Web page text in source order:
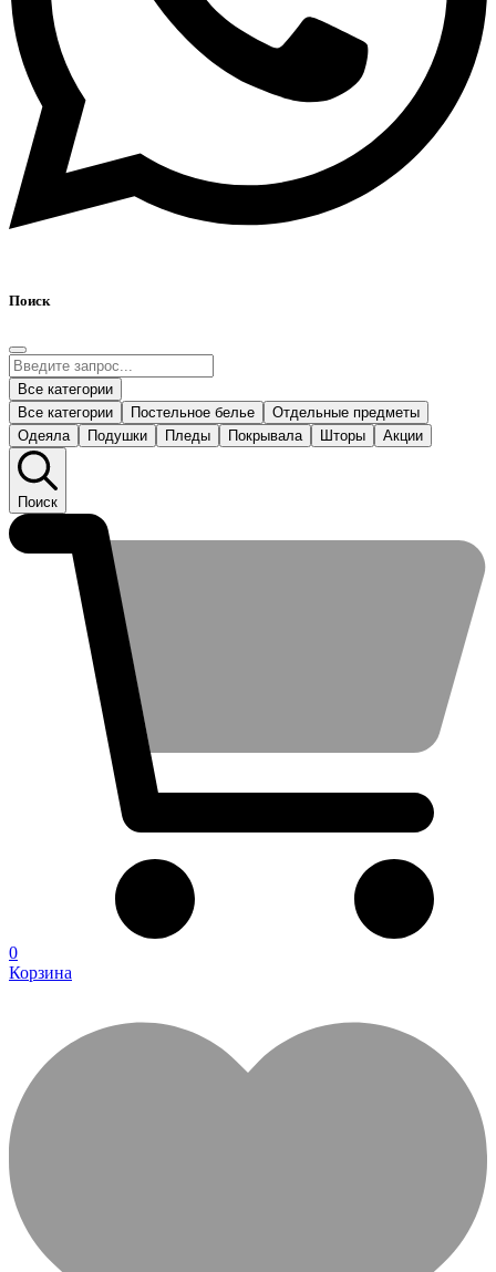
Поиск
Все категории
Все категории
Постельное белье
Отдельные предметы
Одеяла
Подушки Пледы Покрывала Шторы Акции
Поиск
0
Корзина